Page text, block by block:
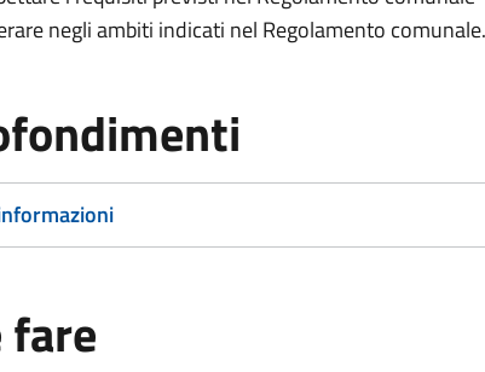
negli ambiti indicati nel Regolamento comunale.
fare